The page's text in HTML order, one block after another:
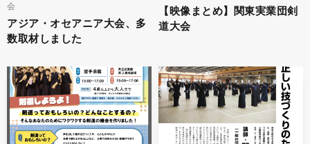
会
アジア・オセアニア大会、多
数取材しました
【映像まとめ】関東実業団剣
道大会